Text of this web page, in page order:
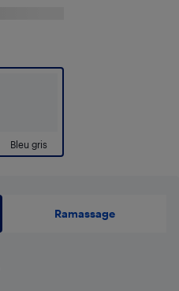
Bleu gris
Ramassage